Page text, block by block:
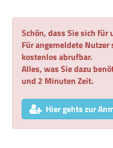
Schön, dass Sie sich
Für angemeldete
kostenlos abrufbar.
Alles, was Sie dazu
und 2 Minuten Zeit.
Hier gehts zur